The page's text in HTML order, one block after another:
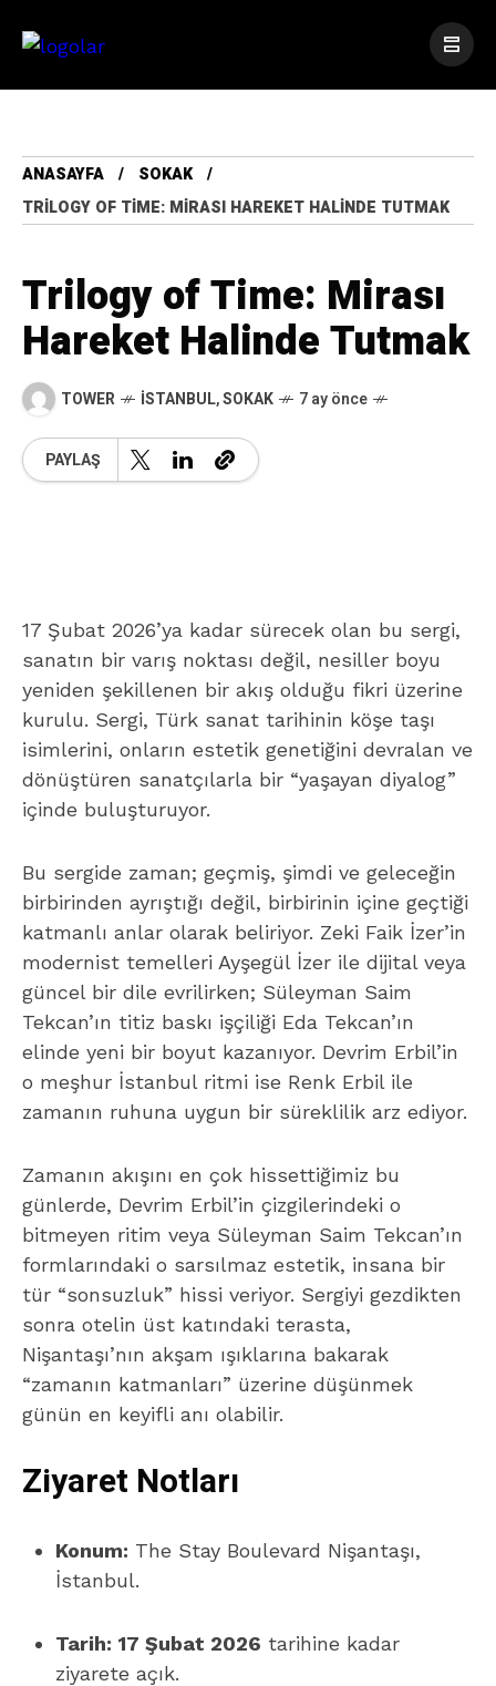
ANASAYFA
SOKAK
TRILOGY OF TIME: MIRASI HAREKET HALINDE TUTMAK
Trilogy of Time: Mirası
Hareket Halinde Tutmak
TOWER İSTANBUL,SOKAK 7 ay önce
PAYLAŞ
17 Şubat 2026’ya kadar sürecek olan bu sergi,
sanatın bir varış noktası değil, nesiller boyu
yeniden şekillenen bir akış olduğu fikri üzerine
kurulu. Sergi, Türk sanat tarihinin köşe taşı
isimlerini, onların estetik genetiğini devralan ve
dönüştüren sanatçılarla bir “yaşayan diyalog”
içinde buluşturuyor.
Bu sergide zaman; geçmiş, şimdi ve geleceğin
birbirinden ayrıştığı değil, birbirinin içine geçtiği
katmanlı anlar olarak beliriyor. Zeki Faik İzer’in
modernist temelleri Ayşegül İzer ile dijital veya
güncel bir dile evrilirken; Süleyman Saim
Tekcan’ın titiz baskı işçiliği Eda Tekcan’ın
elinde yeni bir boyut kazanıyor. Devrim Erbil’in
o meşhur İstanbul ritmi ise Renk Erbil ile
zamanın ruhuna uygun bir süreklilik arz ediyor.
Zamanın akışını en çok hissettiğimiz bu
günlerde, Devrim Erbil’in çizgilerindeki o
bitmeyen ritim veya Süleyman Saim Tekcan’ın
formlarındaki o sarsılmaz estetik, insana bir
tür “sonsuzluk” hissi veriyor. Sergiyi gezdikten
sonra otelin üst katındaki terasta,
Nişantaşı’nın akşam ışıklarına bakarak
“zamanın katmanları” üzerine düşünmek
günün en keyifli anı olabilir.
Ziyaret Notları
Konum: The Stay Boulevard Nişantaşı,
İstanbul.
Tarih: 17 Şubat 2026 tarihine kadar
ziyarete açık.